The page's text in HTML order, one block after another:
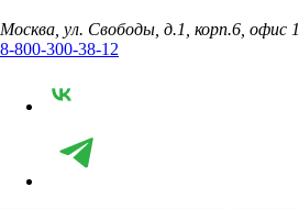
Москва, ул. Свободы, д.1, корп.6, офис 1
8-800-300-38-12